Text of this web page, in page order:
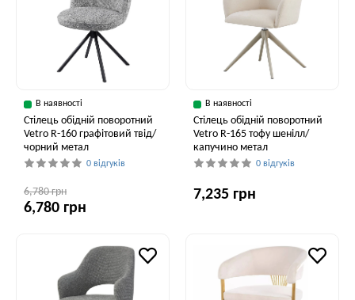
В наявності
Стілець обідній поворотний
Vetro R-160 графітовий твід/
чорний метал
0 відгуків
6,780 грн
6,780 грн
В наявності
Стілець обідній поворотний
Vetro R-165 тофу шенілл/
капучино метал
0 відгуків
7,235 грн